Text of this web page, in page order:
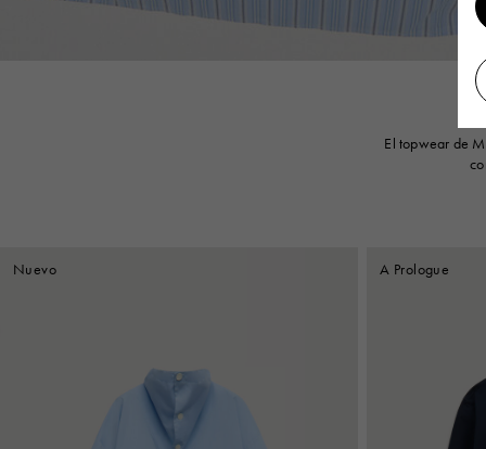
El topwear de
Nuevo A Prologue